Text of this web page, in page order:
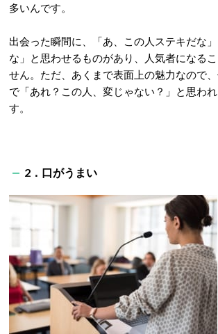
多いんです。
出会った瞬間に、「あ、この人ステキだな
な」と思わせるものがあり、人気者になる
せん。ただ、あくまで表面上の魅力なので
で「あれ？この人、変じゃない？」と思わ
す。
2．口がうまい